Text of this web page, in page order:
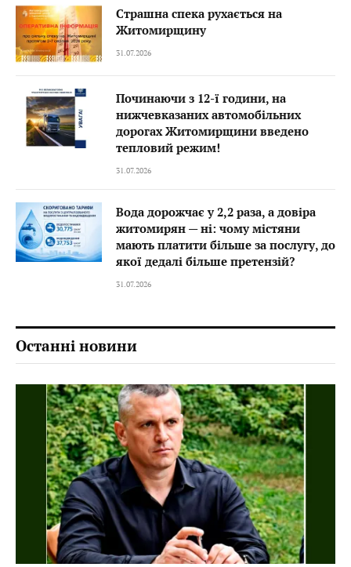
Страшна спека рухається на
Житомирщину
31.07.2026
Починаючи з 12-ї години, на
нижчевказаних автомобільних
дорогах Житомирщини введено
тепловий режим!
31.07.2026
Вода дорожчає у 2,2 раза, а довіра
житомирян — ні: чому містяни
мають платити більше за послугу, до
якої дедалі більше претензій?
31.07.2026
Останні новини